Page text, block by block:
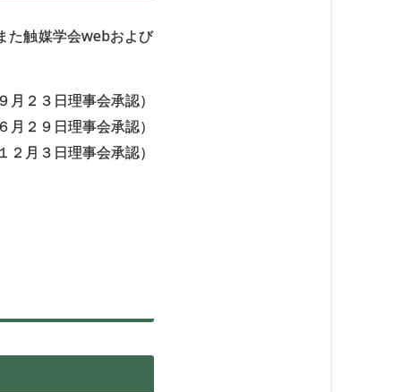
た触媒学会webおよび
月２３日理事会承認）
月２９日理事会承認）
２月３日理事会承認）